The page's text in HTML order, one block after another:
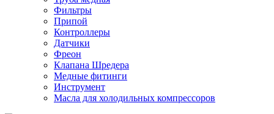
Фильтры
Припой
Контроллеры
Датчики
Фреон
Клапана Шредера
Медные фитинги
Инструмент
Масла для холодильных компрессоров